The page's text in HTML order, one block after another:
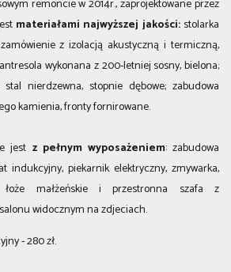
remoncie w 2014r., zaprojektowane przez
materiałami najwyższej jakości:stolarka
z izolacją akustyczną i termiczną,
wykonana z 200-letniej sosny, bielona;
nierdzewna, stopnie dębowe; zabudowa
kamienia, fronty fornirowane.
jest z pełnym wyposażeniem: zabudowa
indukcyjny, piekarnik elektryczny, zmywarka,
małżeńskie i przestronna szafa z
widocznym na zdjeciach.
- 280 zł.